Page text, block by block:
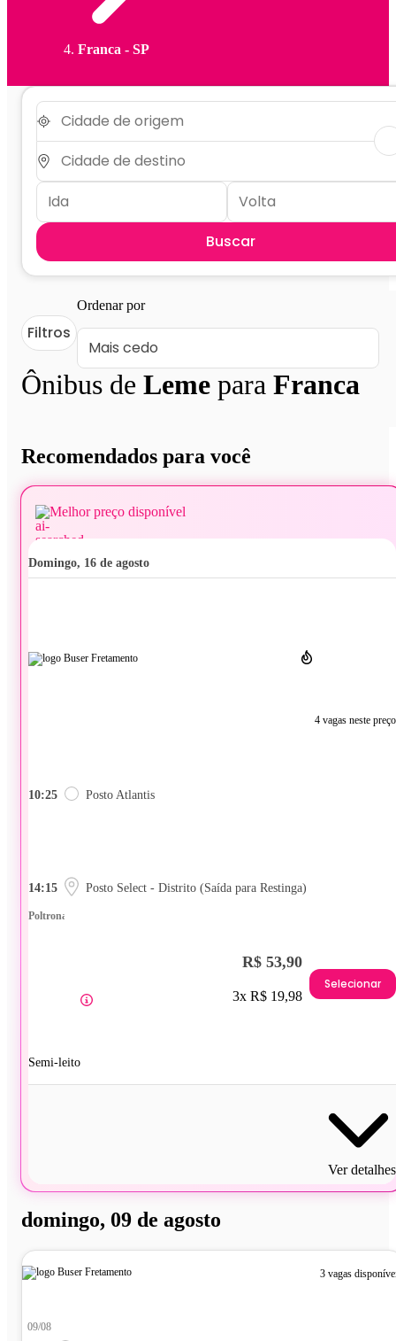
Franca - SP
Buscar
Ônibus de Leme para Franca
Filtros
Ordenar por
Recomendados para você
Melhor preço disponível
domingo, 16 de agosto
4 vagas neste preço
10:25 Posto Atlantis
14:15 Posto Select - Distrito (Saída para Restinga)
Poltrona
Semi-leito
R$ 53,90
3x R$ 19,98
Selecionar
Ver detalhes
domingo, 09 de agosto
3 vagas
09/08